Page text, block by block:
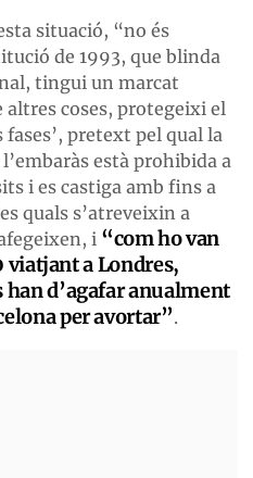
situació, “no és
de 1993, que blinda
tingui un marcat
coses, protegeixi el
pretext pel qual la
està prohibida a
i es castiga amb fins a
quals s’atreveixin a
i “com ho van
viatjant a Londres,
han d’agafar anualment
per avortar”.